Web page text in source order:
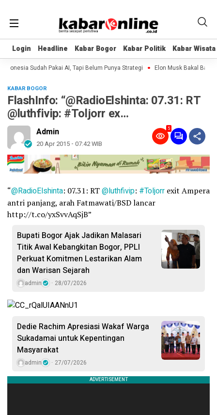
Login Headline Kabar Bogor Kabar Politik Kabar Wisata
Login Headline Kabar Bogor Kabar Politik Kabar Wisata
Sudah Pakai AI, Tapi Belum Punya Strategi Elon Musk Bakal Bangun
KABAR BOGOR
FlashInfo: “@RadioElshinta: 07.31: RT
@luthfivip: #Toljorr ex…
Admin
20 Apr 2015 - 07:42 WIB
5
“@RadioElshinta: 07.31: RT@luthfivip: #Toljorr exit Ampera
antri panjang, arah Fatmawati/BSD lancar
http://t.co/yxSvvAqSjB”
Bupati Bogor Ajak Jadikan Malasari
Titik Awal Kebangkitan Bogor, PPLI
Perkuat Komitmen Lestarikan Alam
dan Warisan Sejarah
admin 28/07/2026
Dedie Rachim Apresiasi Wakaf Warga
Sukadamai untuk Kepentingan
Masyarakat
admin 27/07/2026